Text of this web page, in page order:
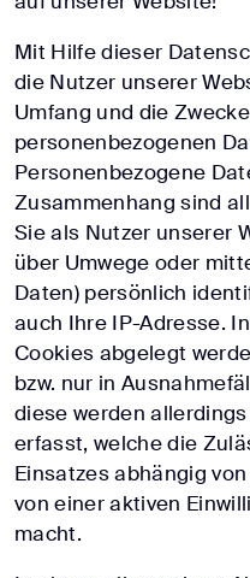
Mit Hilfe dieser
die Nutzer unserer
Umfang und die
personenbezogenen
Personenbezogene
Zusammenhang sind
Sie als Nutzer unserer
über Umwege oder
Daten) persönlich
auch Ihre IP-Adresse.
Cookies abgelegt
bzw. nur in
diese werden
erfasst, welche die
Einsatzes abhängig
von einer aktiven
macht.